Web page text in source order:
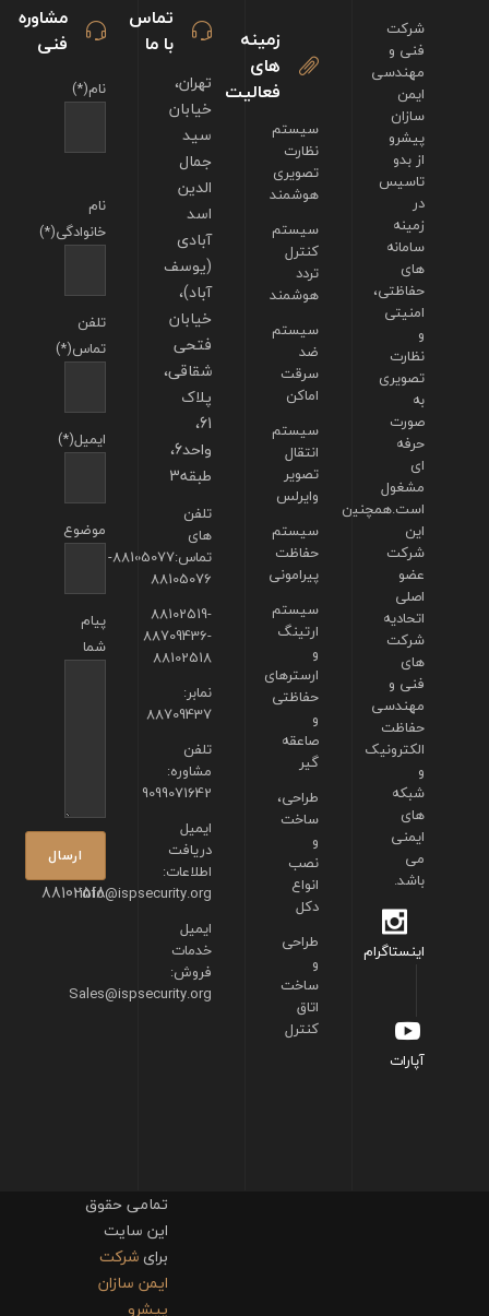
مشاوره
فنی
نام(*)
نام
خانوادگی(*)
تلفن
تماس(*)
ایمیل(*)
موضوع
پیام
شما
88102518
تماس
با ما
تهران،
خیابان
سید
جمال
الدین
اسد
آبادی
(یوسف
آباد)،
خیابان
فتحی
شقاقی،
پلاک
61،
واحد6،
طبقه3
تلفن
های
تماس:88105077-
88105076
88102519-
88709436-
88102518
نمابر:
88709437
تلفن
مشاوره:
9099071642
ایمیل
دریافت
اطلاعات:
info@ispsecurity.org
ایمیل
خدمات
فروش:
Sales@ispsecurity.org
زمینه
های
فعالیت
سیستم
نظارت
تصویری
هوشمند
سیستم
کنترل
تردد
هوشمند
سیستم
ضد
سرقت
اماکن
سیستم
انتقال
تصویر
وایرلس
سیستم
حفاظت
پیرامونی
سیستم
ارتینگ
و
ارسترهای
حفاظتی
و
صاعقه
گیر
طراحی،
ساخت
و
نصب
انواع
دکل
طراحی
و
ساخت
اتاق
کنترل
شرکت
فنی و
مهندسی
ایمن
سازان
پیشرو
از بدو
تاسیس
در
زمینه
سامانه
های
حفاظتی،
امنیتی
و
نظارت
تصویری
به
صورت
حرفه
ای
مشغول
است.همچنین
این
شرکت
عضو
اصلی
اتحادیه
شرکت
های
فنی و
مهندسی
حفاظت
الکترونیک
و
شبکه
های
ایمنی
می
باشد.
اینستاگرام
آپارات
تمامی حقوق
این سایت
برایشرکت
ایمن سازان
پیشرو